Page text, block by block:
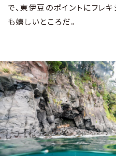
で、東伊豆のポイントにフレ
も嬉しいところだ。